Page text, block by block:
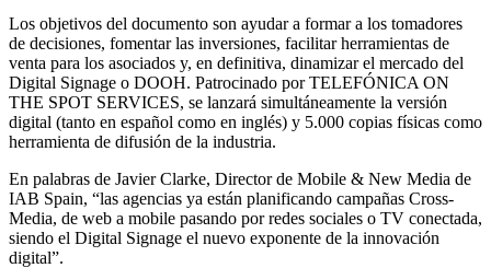
Los objetivos del documento son ayudar a formar a los tomadores
de decisiones, fomentar las inversiones, facilitar herramientas de
venta para los asociados y, en definitiva, dinamizar el mercado del
Digital Signage o DOOH. Patrocinado por TELEFÓNICA ON
THE SPOT SERVICES, se lanzará simultáneamente la versión
digital (tanto en español como en inglés) y 5.000 copias físicas como
herramienta de difusión de la industria.
En palabras de Javier Clarke, Director de Mobile & New Media de
IAB Spain, “las agencias ya están planificando campañas Cross-
Media, de web a mobile pasando por redes sociales o TV conectada,
siendo el Digital Signage el nuevo exponente de la innovación
digital”.